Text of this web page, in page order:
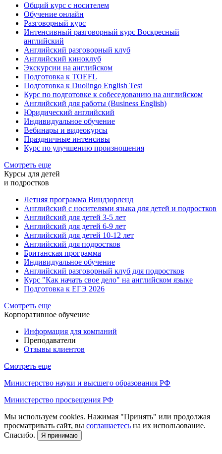
Общий курс с носителем
Обучение онлайн
Разговорный курс
Интенсивный разговорный курс Воскресный
английский
Английский разговорный клуб
Английский киноклуб
Экскурсии на английском
Подготовка к TOEFL
Подготовка к Duolingo English Test
Курс по подготовке к собеседованию на английском
Английский для работы (Business English)
Юридический английский
Индивидуальное обучение
Вебинары и видеокурсы
Праздничные интенсивы
Курс по улучшению произношения
Смотреть еще
Курсы для детей
и подростков
Летняя программа Виндзорленд
Английский с носителями языка для детей и подростков
Английский для детей 3-5 лет
Английский для детей 6-9 лет
Английский для детей 10-12 лет
Английский для подростков
Британская программа
Индивидуальное обучение
Английский разговорный клуб для подростков
Курс "Как начать свое дело" на английском языке
Подготовка к ЕГЭ 2026
Смотреть еще
Корпоративное обучение
Информация для компаний
Преподаватели
Отзывы клиентов
Смотреть еще
Министерство науки и высшего образования РФ
Министерство просвещения РФ
Мы используем cookies. Нажимая "Принять" или продолжая
просматривать сайт, вы соглашаетесь на их использование.
Спасибо.
Я принимаю